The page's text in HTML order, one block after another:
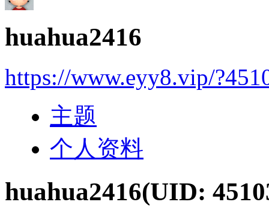
huahua2416
https://www.eyy8.vip/
主题
个人资料
huahua2416(UID: